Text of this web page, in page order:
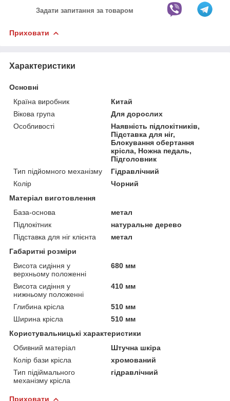
Задати запитання за товаром
Приховати
Характеристики
Основні
Країна виробник
Китай
Вікова група
Для дорослих
Особливості
Наявність підлокітників,
Підставка для ніг,
Блокування обертання
крісла, Ножна педаль,
Підголовник
Тип підйомного механізму
Гідравлічний
Колір
Чорний
Матеріал виготовлення
База-основа
метал
Підлокітник
натуральне дерево
Підставка для ніг клієнта
метал
Габаритні розміри
Висота сидіння у
верхньому положенні
680 мм
Висота сидіння у
нижньому положенні
410 мм
Глибина крісла
510 мм
Ширина крісла
510 мм
Користувальницькі характеристики
Обивний матеріал
Штучна шкіра
Колір бази крісла
хромований
Тип підіймального
механізму крісла
гідравлічний
Приховати